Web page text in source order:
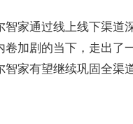
家通过线上线下渠道
加剧的当下，走出了
家有望继续巩固全渠